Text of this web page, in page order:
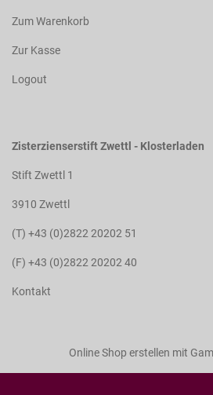
Zum Warenkorb
Zur Kasse
Logout
Zisterzienserstift Zwettl - Klosterladen
Stift Zwettl 1
3910 Zwettl
(T) +43 (0)2822 20202 51
(F) +43 (0)2822 20202 40
Kontakt
Online Shop erstellen mit